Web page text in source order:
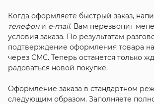
Когда оформляете быстрый заказ,
телефони e-mail. Вам перезвонит
условия заказа. По результатам
подтверждение оформления товара
через СМС. Теперь останется только
радоваться новой покупке.
Оформление заказа в стандартном
следующим образом. Заполняете